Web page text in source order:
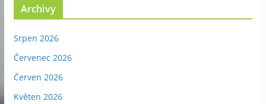
Archivy
Srpen 2026
Červenec 2026
Červen 2026
Květen 2026